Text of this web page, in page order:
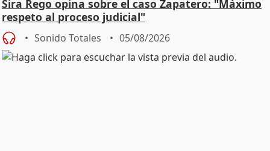
Sira Rego opina sobre el caso Zapatero: "Máximo
respeto al proceso judicial"
Sonido Totales 05/08/2026